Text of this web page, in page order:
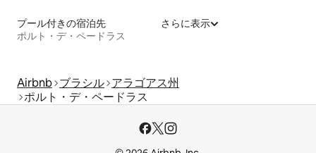
プール付きの宿泊先
ポルト・デ・ペードラス
さらに表示
Airbnb ブラシル アラゴアス州
ポルト・デ・ペードラス